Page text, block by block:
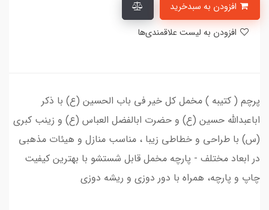
پرچم ( کتیبه ) مخمل کل خیر فی باب الحسین (ع) با ذکر
اباعبدالله حسین (ع) و حضرت ابالفضل العباس (ع) و زینب کبری
(س) با طراحی و خطاطی زیبا ، مناسب منازل و هیئات مذهبی
در ابعاد مختلف - پارچه مخمل قابل شستشو با بهترین کیفیت
چاپ و پارچه، همراه با دور دوزی و ریشه دوزی